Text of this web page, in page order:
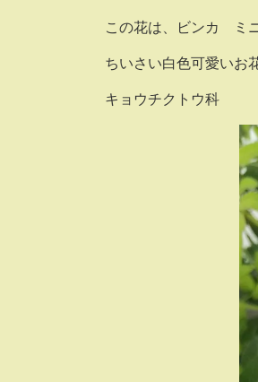
この花は、ビンカ
ちいさい白色可愛いお
キョウチクトウ科